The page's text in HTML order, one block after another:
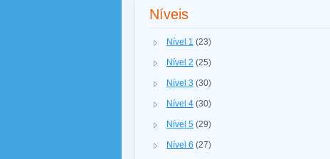
Níveis
Nível 1 (23)
Nível 2 (25)
Nível 3 (30)
Nível 4 (30)
Nível 5 (29)
Nível 6 (27)